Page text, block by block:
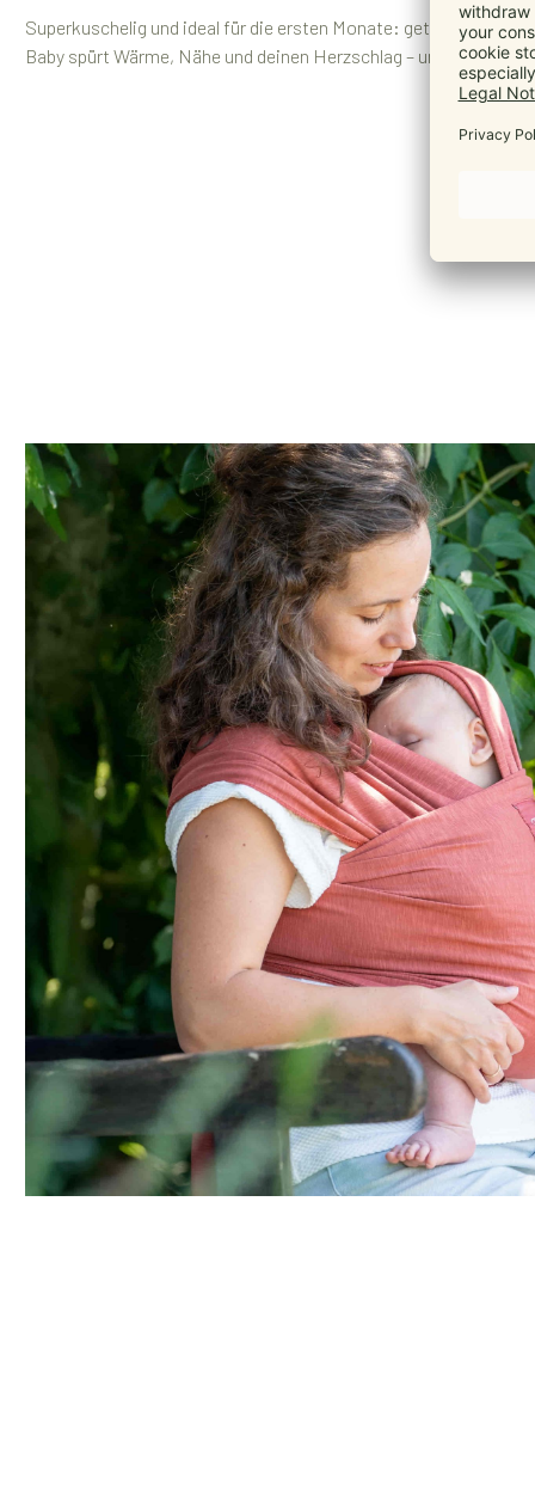
Superkuschelig und ideal für die ersten Monate: getestet für
Baby spürt Wärme, Nähe und deinen Herzschlag – und kommt